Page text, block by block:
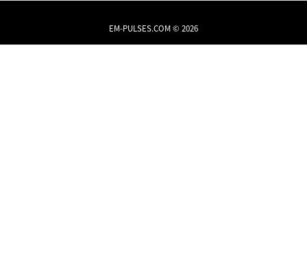
EM-PULSES.COM © 2026